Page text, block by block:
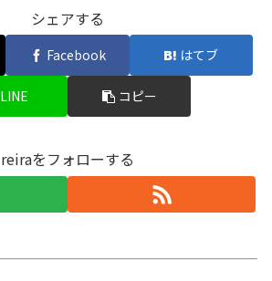
シェアする
Facebook はてブ
LINE コピー
reiraをフォローする